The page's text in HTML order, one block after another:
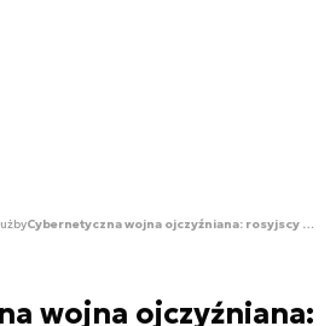
Cybernetyczna wojna ojczyźniana: rosyjscy hackerzy planują atak na amerykański sektor energetyczny
wojna ojczyźniana: